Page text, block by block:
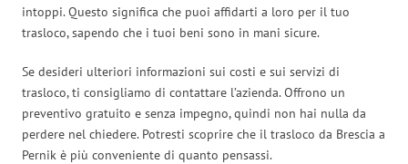
intoppi. Questo significa che puoi affidarti a loro per il tuo
trasloco, sapendo che i tuoi beni sono in mani sicure.
Se desideri ulteriori informazioni sui costi e sui servizi di
trasloco, ti consigliamo di contattare l’azienda. Offrono un
preventivo gratuito e senza impegno, quindi non hai nulla da
perdere nel chiedere. Potresti scoprire che il trasloco da Brescia a
Pernik è più conveniente di quanto pensassi.